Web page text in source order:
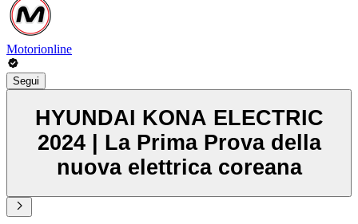
Motorionline
Segui
HYUNDAI KONA ELECTRIC
2024 | La Prima Prova della
nuova elettrica coreana